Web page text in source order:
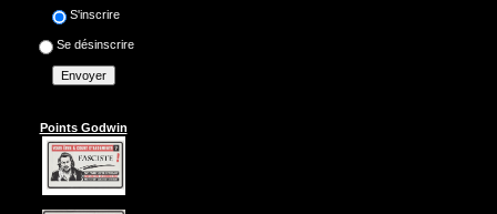
S'inscrire
Se désinscrire
Points Godwin